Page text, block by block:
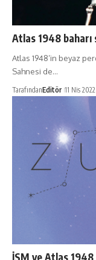
Atlas 1948 baharı
Atlas 1948’in beyaz
Sahnesi de…
TarafındanEditör 11 Nis 2022
İSM ve Atlas 1948